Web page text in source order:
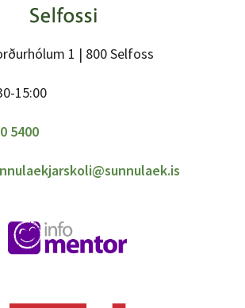
1 | 800 Selfoss
15:00
5400